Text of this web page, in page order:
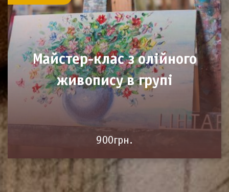
Майстер-клас з олійного
живопису в групі
900грн.